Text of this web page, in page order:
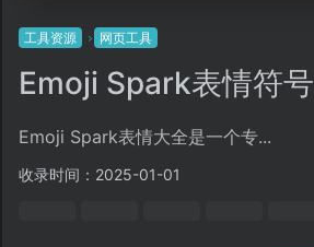
工具资源 网页工具
Emoji Spark表情符号
Emoji Spark表情大全是一个专...
收录时间：2025-01-01